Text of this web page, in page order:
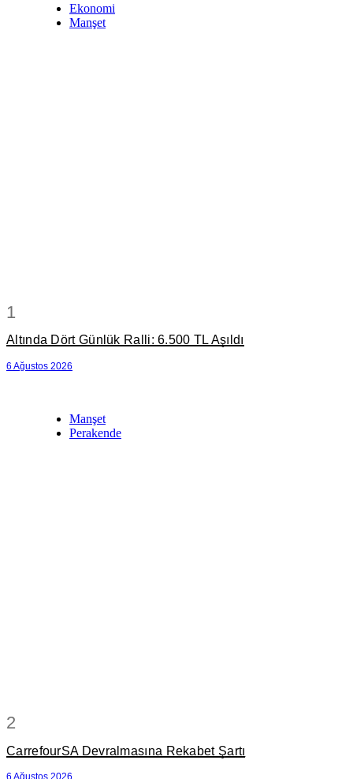
Ekonomi
Manşet
1
Altında Dört Günlük Ralli: 6.500 TL Aşıldı
6 Ağustos 2026
Manşet
Perakende
2
CarrefourSA Devralmasına Rekabet Şartı
6 Ağustos 2026